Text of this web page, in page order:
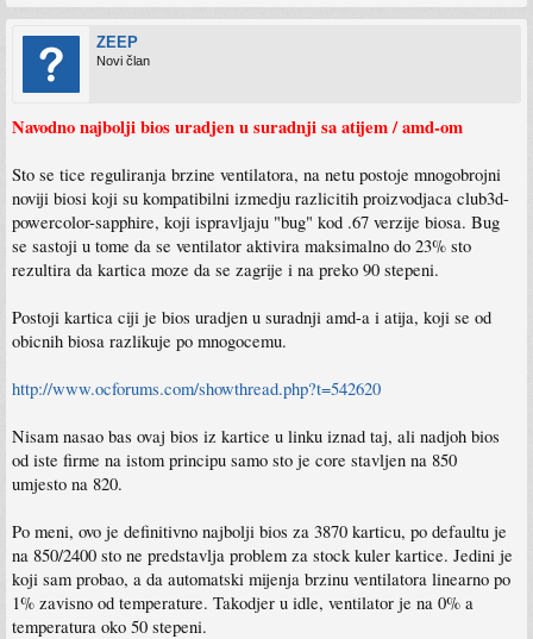
ZEEP
Novi član
Navodno najbolji bios uradjen u suradnji sa atijem / amd-om
Sto se tice reguliranja brzine ventilatora, na netu postoje mnogobrojni
noviji biosi koji su kompatibilni izmedju razlicitih proizvodjaca club3d-
powercolor-sapphire, koji ispravljaju "bug" kod .67 verzije biosa. Bug
se sastoji u tome da se ventilator aktivira maksimalno do 23% sto
rezultira da kartica moze da se zagrije i na preko 90 stepeni.
Postoji kartica ciji je bios uradjen u suradnji amd-a i atija, koji se od
obicnih biosa razlikuje po mnogocemu.
http://www.ocforums.com/showthread.php?t=542620
Nisam nasao bas ovaj bios iz kartice u linku iznad taj, ali nadjoh bios
od iste firme na istom principu samo sto je core stavljen na 850
umjesto na 820.
Po meni, ovo je definitivno najbolji bios za 3870 karticu, po defaultu je
na 850/2400 sto ne predstavlja problem za stock kuler kartice. Jedini je
koji sam probao, a da automatski mijenja brzinu ventilatora linearno po
1% zavisno od temperature. Takodjer u idle, ventilator je na 0% a
temperatura oko 50 stepeni.